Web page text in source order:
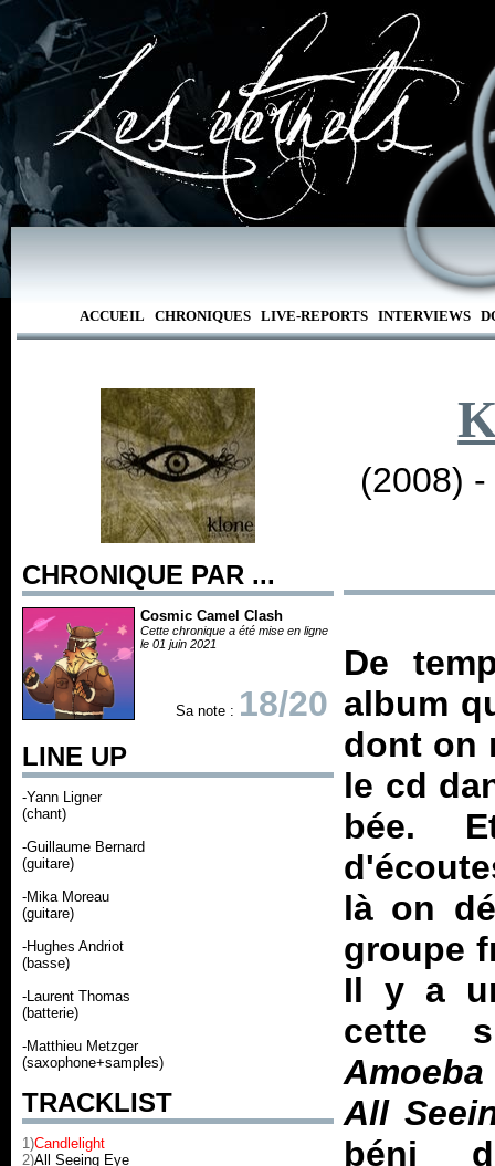
ACCUEIL CHRONIQUES LIVE-REPORTS INTERVIEWS
CHRONIQUE PAR ...
Cosmic Camel Clash
Cette chronique a été mise en ligne
le 01 juin 2021
Sa note : 18/20
LINE UP
-Yann Ligner
(chant)
-Guillaume Bernard
(guitare)
-Mika Moreau
(guitare)
-Hughes Andriot
(basse)
-Laurent Thomas
(batterie)
-Matthieu Metzger
(saxophone+samples)
TRACKLIST
1)Candlelight
2)All Seeing Eye
(2008)
De
album
dont on
le cd
bée.
là on
groupe
Il y a
cette
Amoeba
All
béni